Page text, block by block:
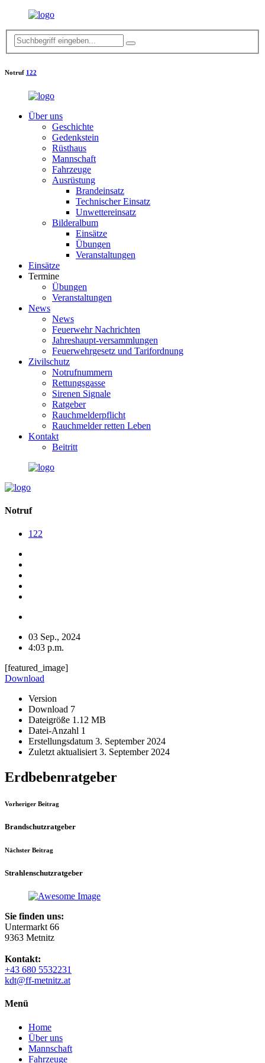
Notruf 122
Über uns
Geschichte
Gedenkstein
Rüsthaus
Mannschaft
Fahrzeuge
Ausrüstung
Brandeinsatz
Technischer Einsatz
Unwettereinsatz
Bilderalbum
Einsätze
Übungen
Veranstaltungen
Einsätze
Termine
Übungen
Veranstaltungen
News
News
Feuerwehr Nachrichten
Jahreshaupt-versammlungen
Feuerwehrgesetz und Tarifordnung
Zivilschutz
Notrufnummern
Rettungsgasse
Sirenen Signale
Ratgeber
Rauchmelderpflicht
Rauchmelder retten Leben
Kontakt
Beitritt
Notruf
122
03 Sep., 2024
4:03 p.m.
[featured_image]
Download
Version
Download 7
Dateigröße 1.12 MB
Datei-Anzahl 1
Erstellungsdatum 3. September 2024
Zuletzt aktualisiert 3. September 2024
Erdbebenratgeber
Vorheriger Beitrag
Brandschutzratgeber
Nächster Beitrag
Strahlenschutzratgeber
Sie finden uns:
Untermarkt 66
9363 Metnitz
Kontakt:
+43 680 5532231
kdt@ff-metnitz.at
Menü
Home
Über uns
Mannschaft
Fahrzeuge